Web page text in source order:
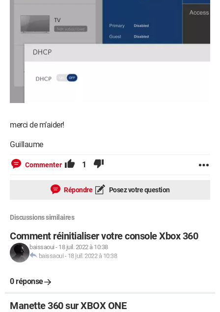
merci de m’aider!
Guillaume
Commenter 1
Répondre Posez votre question
Discussions similaires
Comment réinitialiser votre console Xbox 360
baissaoui - 18 juil. 2022 à 10:38
baissaoui - 18 juil. 2022 à 10:38
0 réponse
Manette 360 sur XBOX ONE